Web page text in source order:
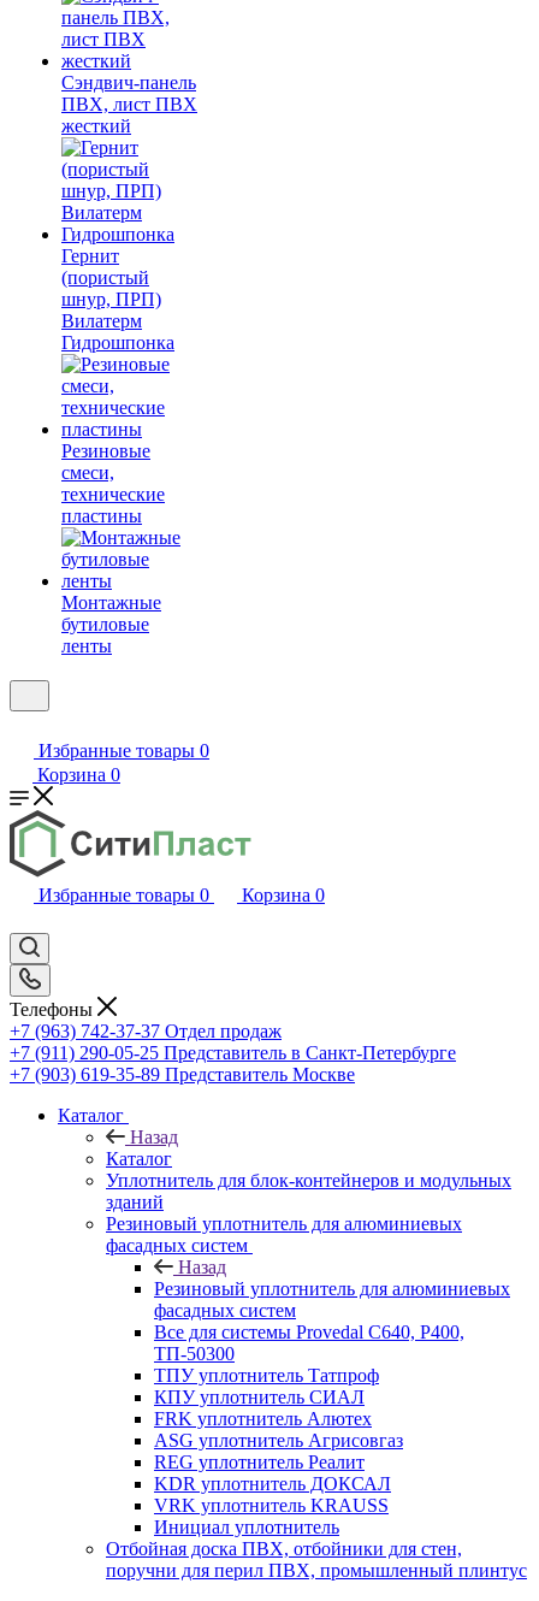
Сэндвич-панель
ПВХ, лист ПВХ
жесткий
Гернит
(пористый
шнур, ПРП)
Вилатерм
Гидрошпонка
Резиновые
смеси,
технические
пластины
Монтажные
бутиловые
ленты
Избранные товары 0
Корзина 0
Избранные товары 0 Корзина 0
Телефоны
+7 (963) 742-37-37 Отдел продаж
+7 (911) 290-05-25 Представитель в Санкт-Петербурге
+7 (903) 619-35-89 Представитель Москве
Каталог
Назад
Каталог
Уплотнитель для блок-контейнеров и модульных
зданий
Резиновый уплотнитель для алюминиевых
фасадных систем
Назад
Резиновый уплотнитель для алюминиевых
фасадных систем
Все для системы Provedal С640, Р400,
ТП-50300
ТПУ уплотнитель Татпроф
КПУ уплотнитель СИАЛ
FRK уплотнитель Алютех
ASG уплотнитель Агрисовгаз
REG уплотнитель Реалит
KDR уплотнитель ДОКСАЛ
VRK уплотнитель KRAUSS
Инициал уплотнитель
Отбойная доска ПВХ, отбойники для стен,
поручни для перил ПВХ, промышленный плинтус